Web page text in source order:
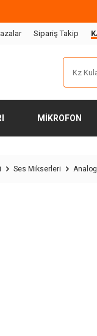
Sipariş Takip
MIKROFON
Ses Mikserleri